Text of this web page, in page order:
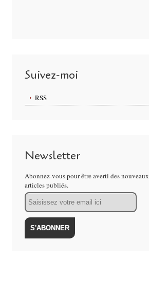
Suivez-moi
RSS
Newsletter
Abonnez-vous pour être averti des nouveaux
articles publiés.
Email